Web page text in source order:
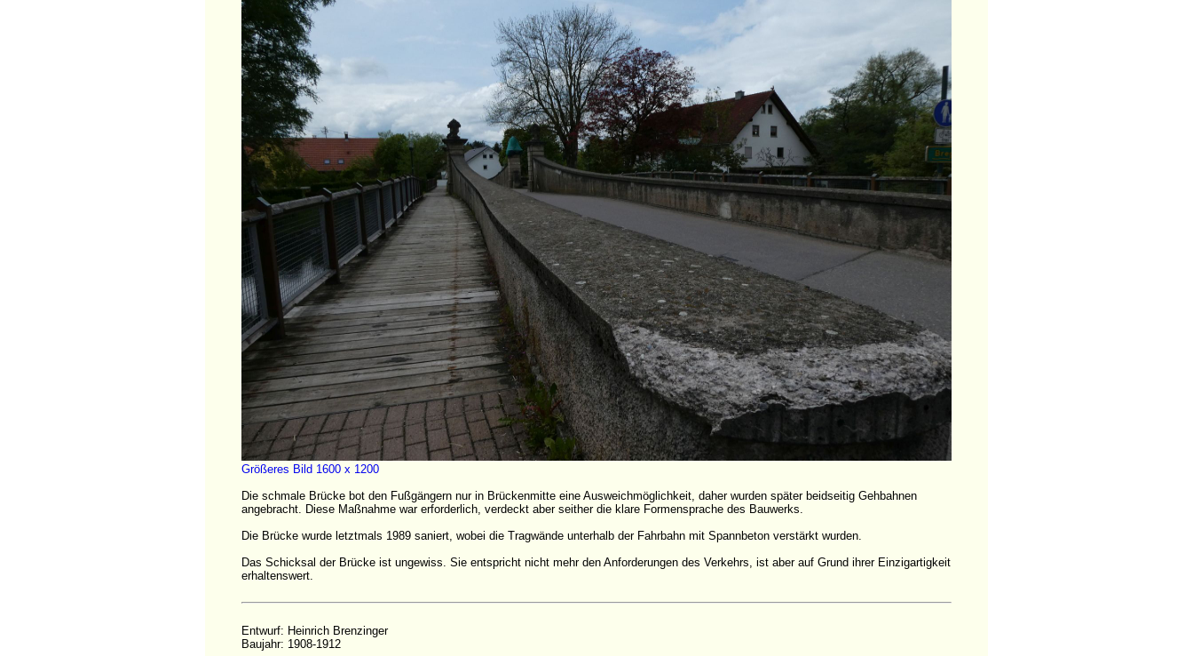
Größeres Bild 1600 x 1200
Die schmale Brücke bot den Fußgängern nur in Brückenmitte eine Ausweichmöglichkeit, daher wurden später beidseitig Gehbahnen
angebracht. Diese Maßnahme war erforderlich, verdeckt aber seither die klare Formensprache des Bauwerks.
Die Brücke wurde letztmals 1989 saniert, wobei die Tragwände unterhalb der Fahrbahn mit Spannbeton verstärkt wurden.
Das Schicksal der Brücke ist ungewiss. Sie entspricht nicht mehr den Anforderungen des Verkehrs, ist aber auf Grund ihrer Einzigartigkeit
erhaltenswert.
Entwurf: Heinrich Brenzinger
Baujahr: 1908-1912